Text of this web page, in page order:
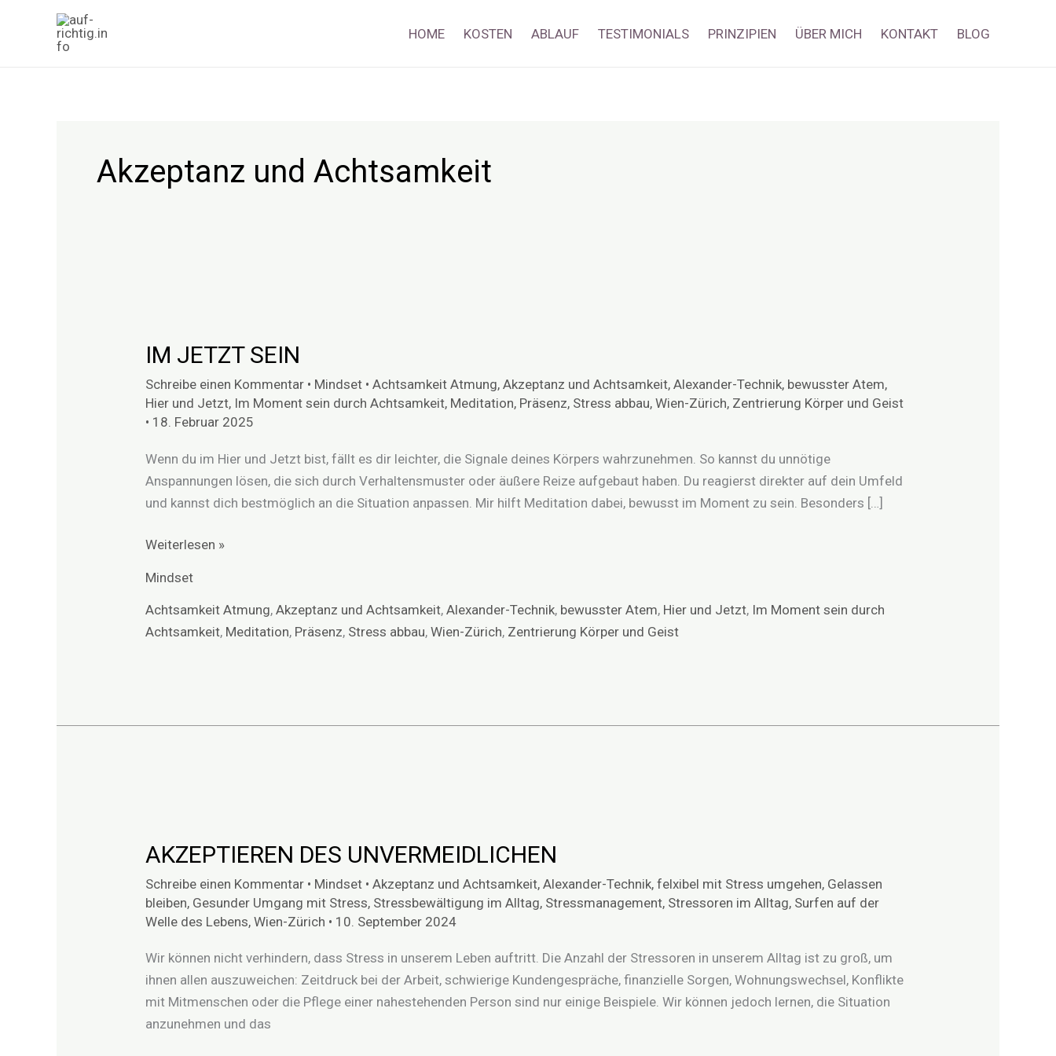
HOME KOSTEN ABLAUF TESTIMONIALS PRINZIPIEN ÜBER MICH KONTAKT BLOG
Akzeptanz und Achtsamkeit
IM JETZT SEIN
Schreibe einen Kommentar • Mindset •Achtsamkeit Atmung,Akzeptanz und Achtsamkeit,Alexander-Technik, bewusster Atem,
Hier und Jetzt, Im Moment sein durch Achtsamkeit, Meditation, Präsenz, Stress abbau,Wien-Zürich, Zentrierung Körper und Geist
• 18. Februar 2025
Wenn du im Hier und Jetzt bist, fällt es dir leichter, die Signale deines Körpers wahrzunehmen. So kannst du unnötige
Anspannungen lösen, die sich durch Verhaltensmuster oder äußere Reize aufgebaut haben. Du reagierst direkter auf dein Umfeld
und kannst dich bestmöglich an die Situation anpassen. Mir hilft Meditation dabei, bewusst im Moment zu sein. Besonders […]
SEIN
Weiterlesen »
Mindset
Achtsamkeit Atmung,Akzeptanz und Achtsamkeit,Alexander-Technik, bewusster Atem, Hier und Jetzt, Im Moment sein durch
Achtsamkeit, Meditation, Präsenz, Stress abbau,Wien-Zürich, Zentrierung Körper und Geist
AKZEPTIEREN DES UNVERMEIDLICHEN
Schreibe einen Kommentar • Mindset •Akzeptanz und Achtsamkeit,Alexander-Technik,felxibel mit Stress umgehen, Gelassen
bleiben, Gesunder Umgang mit Stress, Stressbewältigung im Alltag, Stressmanagement, Stressoren im Alltag, Surfen auf der
Welle des Lebens,Wien-Zürich • 10. September 2024
Wir können nicht verhindern, dass Stress in unserem Leben auftritt. Die Anzahl der Stressoren in unserem Alltag ist zu groß, um
ihnen allen auszuweichen: Zeitdruck bei der Arbeit, schwierige Kundengespräche, finanzielle Sorgen, Wohnungswechsel, Konflikte
mit Mitmenschen oder die Pflege einer nahestehenden Person sind nur einige Beispiele. Wir können jedoch lernen, die Situation
anzunehmen und das
UNVERMEIDLICHEN